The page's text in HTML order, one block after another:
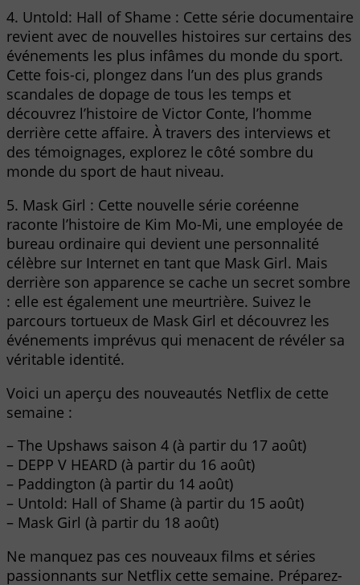
4. Untold: Hall of Shame : Cette série documentaire
revient avec de nouvelles histoires sur certains des
événements les plus infâmes du monde du sport.
Cette fois-ci, plongez dans l’un des plus grands
scandales de dopage de tous les temps et
découvrez l’histoire de Victor Conte, l’homme
derrière cette affaire. À travers des interviews et
des témoignages, explorez le côté sombre du
monde du sport de haut niveau.
5. Mask Girl : Cette nouvelle série coréenne
raconte l’histoire de Kim Mo-Mi, une employée de
bureau ordinaire qui devient une personnalité
célèbre sur Internet en tant que Mask Girl. Mais
derrière son apparence se cache un secret sombre
: elle est également une meurtrière. Suivez le
parcours tortueux de Mask Girl et découvrez les
événements imprévus qui menacent de révéler sa
véritable identité.
Voici un aperçu des nouveautés Netflix de cette
semaine :
– The Upshaws saison 4 (à partir du 17 août)
– DEPP V HEARD (à partir du 16 août)
– Paddington (à partir du 14 août)
– Untold: Hall of Shame (à partir du 15 août)
– Mask Girl (à partir du 18 août)
Ne manquez pas ces nouveaux films et séries
passionnants sur Netflix cette semaine. Préparez-